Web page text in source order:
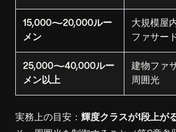
15,000〜20,000ルー
メン
大規模屋
ファサード
25,000〜40,000ルー
メン以上
建物ファ
周囲光
実務上の目安： 輝度クラスが1段上が